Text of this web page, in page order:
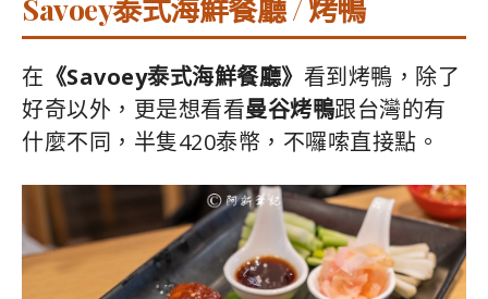
Savoey泰式海鮮餐廳 / 烤鴨